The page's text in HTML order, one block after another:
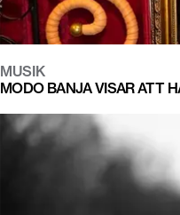
MUSIK
MODO BANJA VISAR ATT